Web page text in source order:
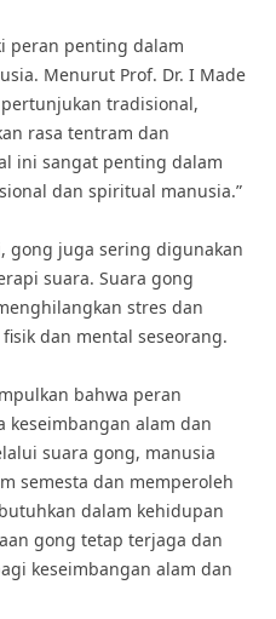
peran penting dalam
Menurut Prof. Dr. I Made
tradisional,
rasa tentram dan
ini sangat penting dalam
dan spiritual manusia.”
gong juga sering digunakan
suara. Suara gong
stres dan
dan mental seseorang.
bahwa peran
keseimbangan alam dan
suara gong, manusia
semesta dan memperoleh
dalam kehidupan
gong tetap terjaga dan
keseimbangan alam dan